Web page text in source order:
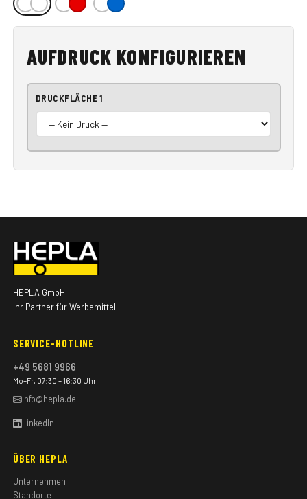
AUFDRUCK KONFIGURIEREN
DRUCKFLÄCHE 1
HEPLA GmbH
Ihr Partner für Werbemittel
SERVICE-HOTLINE
+49 5681 9966
Mo–Fr, 07:30 – 16:30 Uhr
info@hepla.de
LinkedIn
ÜBER HEPLA
Unternehmen
Standorte